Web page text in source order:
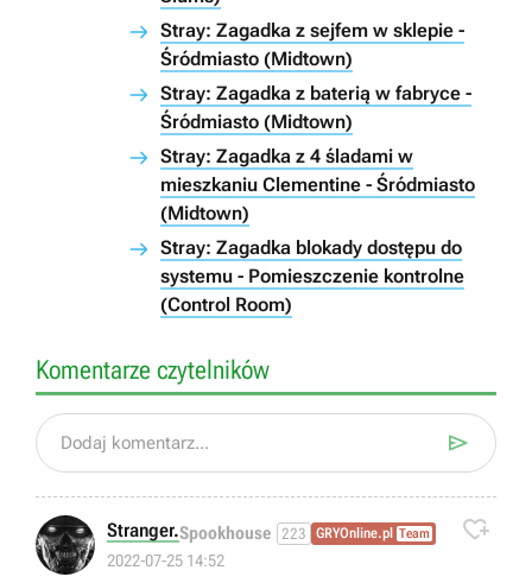
Stray: Zagadka z sejfem w sklepie -
Śródmiasto (Midtown)
Stray: Zagadka z baterią w fabryce -
Śródmiasto (Midtown)
Stray: Zagadka z 4 śladami w
mieszkaniu Clementine - Śródmiasto
(Midtown)
Stray: Zagadka blokady dostępu do
systemu - Pomieszczenie kontrolne
(Control Room)
Komentarze czytelników
Dodaj komentarz... 
Stranger.Spookhouse 223 GRYOnline.pl Team
2022-07-25 14:52
